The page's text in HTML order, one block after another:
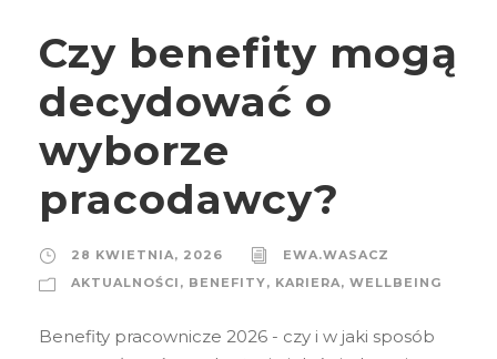
Czy benefity mogą
decydować o
wyborze
pracodawcy?
28 KWIETNIA, 2026
EWA.WASACZ
AKTUALNOŚCI , BENEFITY, KARIERA, WELLBEING
Benefity pracownicze 2026 - czy i w jaki sposób